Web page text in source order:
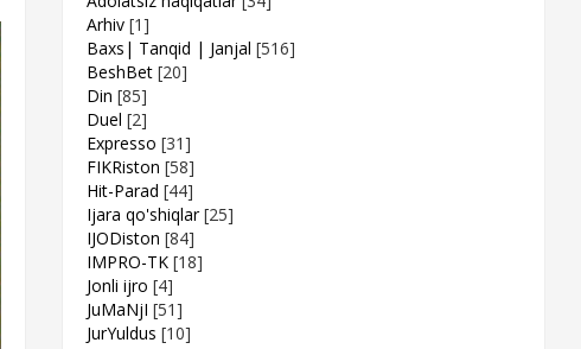
Arhiv [1]
Baxs| Tanqid | Janjal [516]
BeshBet [20]
Din [85]
Duel [2]
Expresso [31]
FIKRiston [58]
Hit-Parad [44]
Ijara qo'shiqlar [25]
IJODiston [84]
IMPRO-TK [18]
Jonli ijro [4]
JuMaNjI [51]
JurYuldus [10]